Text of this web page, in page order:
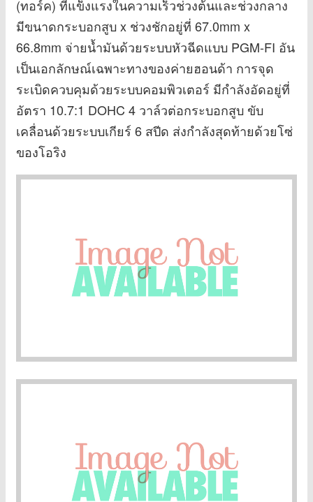
(ทอร์ค) ที่แข็งแรงในความเร็วช่วงต้นและช่วงกลาง
มีขนาดกระบอกสูบ x ช่วงชักอยู่ที่ 67.0mm x
66.8mm จ่ายน้ำมันด้วยระบบหัวฉีดแบบ PGM-FI อัน
เป็นเอกลักษณ์เฉพาะทางของค่ายฮอนด้า การจุด
ระเบิดควบคุมด้วยระบบคอมพิวเตอร์ มีกำลังอัดอยู่ที่
อัตรา 10.7:1 DOHC 4 วาล์วต่อกระบอกสูบ ขับ
เคลื่อนด้วยระบบเกียร์ 6 สปีด ส่งกำลังสุดท้ายด้วยโซ่
ของโอริง